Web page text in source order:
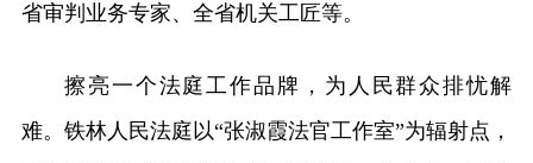
省审判业务专家、全省机关工匠等。
擦亮一个法庭工作品牌，为人民群众排忧解
难。铁林人民法庭以“张淑霞法官工作室”为辐射点，